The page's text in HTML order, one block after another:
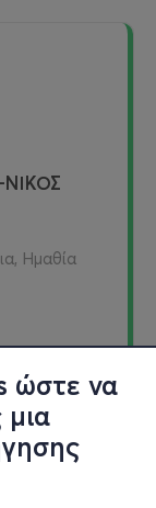
ώστε να
Ημαθία